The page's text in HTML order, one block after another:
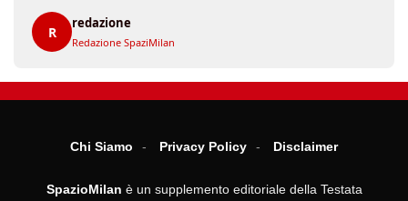
R
redazione
Redazione SpaziMilan
Chi Siamo Privacy Policy Disclaimer
SpazioMilan è un supplemento editoriale della Testata